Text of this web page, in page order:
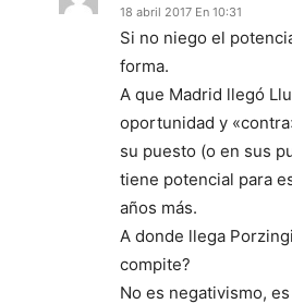
18 abril 2017 En 10:31
Si no niego el
forma.
A que Madrid llegó
oportunidad y
su puesto (o en sus
tiene potencial para
años más.
A donde llega
compite?
No es negativismo,